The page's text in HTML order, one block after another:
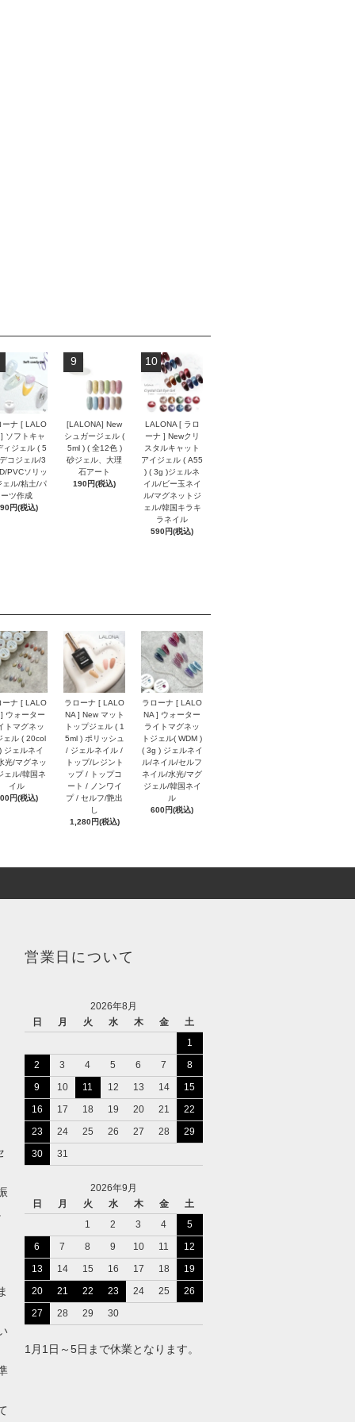
ーナ [ LALO
ソフトキャ
ィジェル ( 5
コジェル/3
PVCソリッ
ェル/粘土/パ
ーツ作成
円(税込)
9
[LALONA] New
シュガージェル (
5ml ) ( 全12色 )
砂ジェル、大理
石アート
190円(税込)
10
LALONA [ ラロ
ーナ ] Newクリ
スタルキャット
アイジェル ( A55
) ( 3g )ジェルネ
イル/ビー玉ネイ
ル/マグネットジ
ェル/韓国キラキ
ラネイル
590円(税込)
ーナ [ LALO
ウォーター
トマグネッ
ェル ( 20col
ジェルネイ
光/マグネッ
ェル/韓国ネ
イル
円(税込)
ラローナ [ LALO
NA ] New マット
トップジェル ( 1
5ml ) ポリッシュ
/ ジェルネイル /
トップ/レジント
ップ / トップコ
ート / ノンワイ
プ / セルフ/艶出
し
1,280円(税込)
ラローナ [ LALO
NA ] ウォーター
ライトマグネッ
トジェル( WDM )
( 3g ) ジェルネイ
ル/ネイル/セルフ
ネイル/水光/マグ
ジェル/韓国ネイ
ル
600円(税込)
営業日について
2026年8月
日
月 火 水 木 金
土
1
2
3 4 5 6 7
8
9
10 11 12 13 14
15
16
17 18 19 20 21
22
23
24 25 26 27 28
29
30
31
2026年9月
日
月 火 水 木 金
土
1
2 3 4
5
6
7 8 9 10 11
12
13
14 15 16 17 18
19
20
21 22 23 24 25
26
27
28 29 30
1月1日～5日まで休業となります。